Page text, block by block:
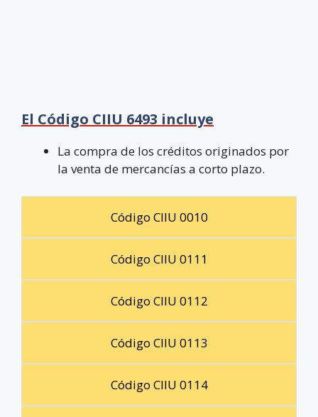
El Código CIIU 6493 incluye
La compra de los créditos originados por
la venta de mercancías a corto plazo.
Código CIIU 0010
Código CIIU 0111
Código CIIU 0112
Código CIIU 0113
Código CIIU 0114